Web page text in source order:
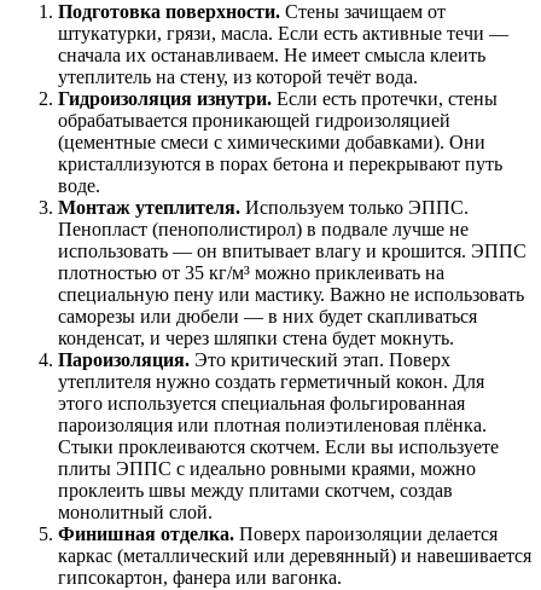
Подготовка поверхности. Стены зачищаем от
штукатурки, грязи, масла. Если есть активные течи —
сначала их останавливаем. Не имеет смысла клеить
утеплитель на стену, из которой течёт вода.
Гидроизоляция изнутри. Если есть протечки, стены
обрабатывается проникающей гидроизоляцией
(цементные смеси с химическими добавками). Они
кристаллизуются в порах бетона и перекрывают путь
воде.
Монтаж утеплителя. Используем только ЭППС.
Пенопласт (пенополистирол) в подвале лучше не
использовать — он впитывает влагу и крошится. ЭППС
плотностью от 35 кг/м³ можно приклеивать на
специальную пену или мастику. Важно не использовать
саморезы или дюбели — в них будет скапливаться
конденсат, и через шляпки стена будет мокнуть.
Пароизоляция. Это критический этап. Поверх
утеплителя нужно создать герметичный кокон. Для
этого используется специальная фольгированная
пароизоляция или плотная полиэтиленовая плёнка.
Стыки проклеиваются скотчем. Если вы используете
плиты ЭППС с идеально ровными краями, можно
проклеить швы между плитами скотчем, создав
монолитный слой.
Финишная отделка. Поверх пароизоляции делается
каркас (металлический или деревянный) и навешивается
гипсокартон, фанера или вагонка.